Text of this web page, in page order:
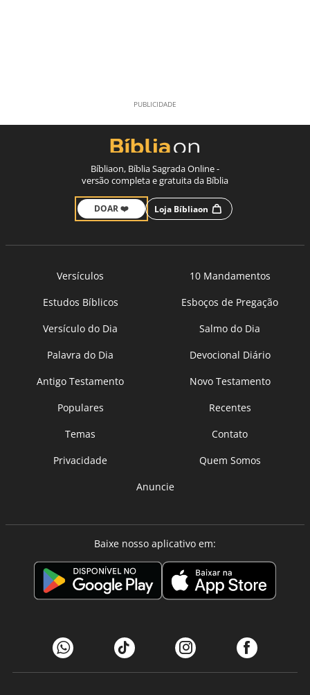
Bíbliaon, Bíblia Sagrada Online -
versão completa e gratuita da Bíblia
DOAR ❤️ Loja Bíbliaon
Versículos
10 Mandamentos
Estudos Bíblicos
Esboços de Pregação
Versículo do Dia
Salmo do Dia
Palavra do Dia
Devocional Diário
Antigo Testamento
Novo Testamento
Populares
Recentes
Temas
Contato
Privacidade
Quem Somos
Anuncie
Baixe nosso aplicativo em: